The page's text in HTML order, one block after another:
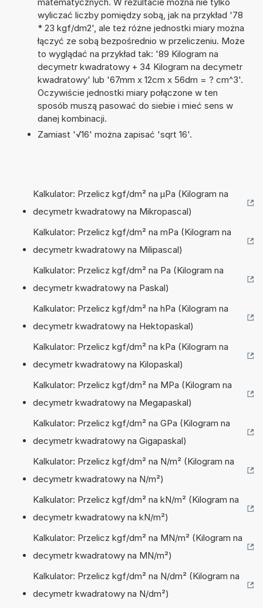
wyliczać liczby pomiędzy sobą, jak na przykład '78
* 23 kgf/dm2', ale też różne jednostki miary można
łączyć ze sobą bezpośrednio w przeliczeniu. Może
to wyglądać na przykład tak: '89 Kilogram na
decymetr kwadratowy + 34 Kilogram na decymetr
kwadratowy' lub '67mm x 12cm x 56dm = ? cm^3'.
Oczywiście jednostki miary połączone w ten
sposób muszą pasować do siebie i mieć sens w
danej kombinacji.
Zamiast '√16' można zapisać 'sqrt 16'.
Kalkulator: Przelicz kgf/dm² na µPa (Kilogram na
decymetr kwadratowy na Mikropascal)
Kalkulator: Przelicz kgf/dm² na mPa (Kilogram na
decymetr kwadratowy na Milipascal)
Kalkulator: Przelicz kgf/dm² na Pa (Kilogram na
decymetr kwadratowy na Paskal)
Kalkulator: Przelicz kgf/dm² na hPa (Kilogram na
decymetr kwadratowy na Hektopaskal)
Kalkulator: Przelicz kgf/dm² na kPa (Kilogram na
decymetr kwadratowy na Kilopaskal)
Kalkulator: Przelicz kgf/dm² na MPa (Kilogram na
decymetr kwadratowy na Megapaskal)
Kalkulator: Przelicz kgf/dm² na GPa (Kilogram na
decymetr kwadratowy na Gigapaskal)
Kalkulator: Przelicz kgf/dm² na N/m² (Kilogram na
decymetr kwadratowy na N/m²)
Kalkulator: Przelicz kgf/dm² na kN/m² (Kilogram na
decymetr kwadratowy na kN/m²)
Kalkulator: Przelicz kgf/dm² na MN/m² (Kilogram na
decymetr kwadratowy na MN/m²)
Kalkulator: Przelicz kgf/dm² na N/dm² (Kilogram na
decymetr kwadratowy na N/dm²)